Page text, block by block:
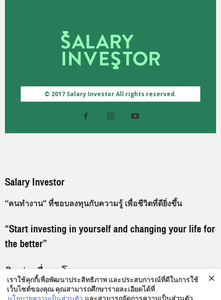
© 2017 Salary Investor All rights reserved.
Salary Investor
“คนทำงาน” ที่ชอบลงทุนกับความรู้ เพื่อชีวิตที่ดียิ่งขึ้น
“Start investing in yourself and changing your life for
the better”
ติดต่อเพื่อลงโฆษณา
096-919-9192
เราใช้คุกกี้เพื่อพัฒนาประสิทธิภาพ และประสบการณ์ที่ดีในการใช้
เว็บไซต์ของคุณ คุณสามารถศึกษารายละเอียดได้ที่